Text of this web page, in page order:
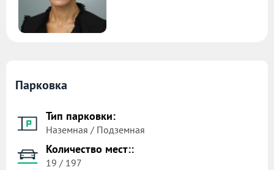
Парковка
Тип парковки:
Наземная / Подземная
Количество мест::
19 / 197